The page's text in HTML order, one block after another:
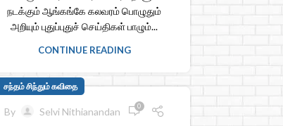
நடக்கும் ஆங்கங்கே கலவரம் பொழுதும்
அறியும் புதுப்புதுச் செய்திகள் பாழும்...
CONTINUE READING
சந்தம் சிந்தும் கவிதை
By Selvi Nithianandan 0